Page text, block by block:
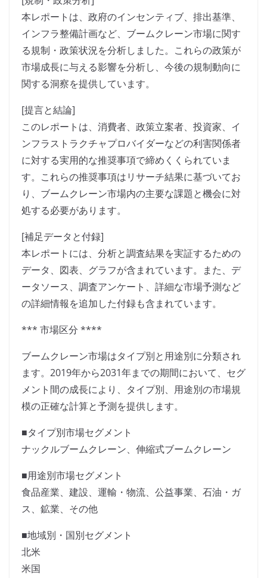
本レポートは、政府のインセンティブ、排出基準、
インフラ整備計画など、ブームクレーン市場に関す
る規制・政策状況を分析しました。これらの政策が
市場成長に与える影響を分析し、今後の規制動向に
関する洞察を提供しています。
[提言と結論]
このレポートは、消費者、政策立案者、投資家、イ
ンフラストラクチャプロバイダーなどの利害関係者
に対する実用的な推奨事項で締めくくられていま
す。これらの推奨事項はリサーチ結果に基づいてお
り、ブームクレーン市場内の主要な課題と機会に対
処する必要があります。
[補足データと付録]
本レポートには、分析と調査結果を実証するための
データ、図表、グラフが含まれています。また、デ
ータソース、調査アンケート、詳細な市場予測など
の詳細情報を追加した付録も含まれています。
*** 市場区分 ****
ブームクレーン市場はタイプ別と用途別に分類され
ます。2019年から2031年までの期間において、セグ
メント間の成長により、タイプ別、用途別の市場規
模の正確な計算と予測を提供します。
■タイプ別市場セグメント
ナックルブームクレーン、伸縮式ブームクレーン
■用途別市場セグメント
食品産業、建設、運輸・物流、公益事業、石油・ガ
ス、鉱業、その他
■地域別・国別セグメント
北米
米国